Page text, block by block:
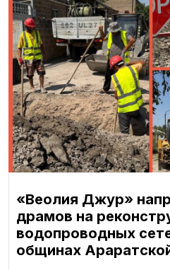
«Веолия Джур»
драмов на
водопроводных
общинах